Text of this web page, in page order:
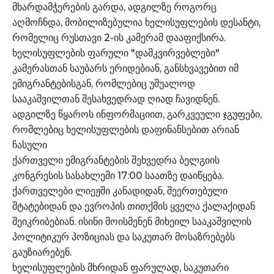
მხარდამჭერების გარდა, ადგილზე როგორც
აღმოჩნდა, მობილიზებულია ხელისუფლების დესანტი,
რომელიც რუსთავი 2-ის კამერამ დააფიქსირა.
ხელისუფლების ფარული "დამკვირვებლები"
კამერასთან საუბარს ერიდებიან, განსხვავებით იმ
ემიგრანტებისგან, რომლებიც უშუალოდ
სააკაშვილთან შესახვედრად ღიად ჩავიდნენ.
ადგილზე წყაროს ინფორმაციით, გარკვეული ჯგუფები,
რომლებიც ხელისუფლების დაფინანსებით არიან
ჩასული
ქართველი ემიგრანტების შეხვედრა ბელგიის
კონგრესის სასახლეში 17:00 საათზე დაიწყება.
ქართველები ლიეჟში კანადიდან, შეერთებული
შტატებიდან და ევროპის თითქმის ყველა ქალაქიდან
შეიკრიბებიან. ისინი მოისმენენ მიხეილ სააკაშვილის
პოლიტიკურ პოზიციას და საკუთარ მოსაზრებებს
გაუზიარებენ.
ხელისუფლების მხრიდან ფარულად, საკუთარი